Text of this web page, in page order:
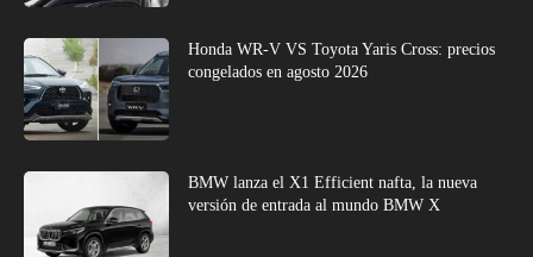
Honda WR-V VS Toyota Yaris Cross: precios
congelados en agosto 2026
BMW lanza el X1 Efficient nafta, la nueva
versión de entrada al mundo BMW X